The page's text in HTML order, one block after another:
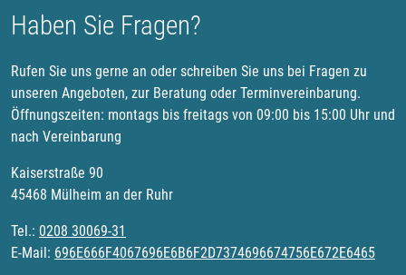
Haben Sie Fragen?
Rufen Sie uns gerne an oder schreiben Sie uns bei Fragen zu
unseren Angeboten, zur Beratung oder Terminvereinbarung.
Öffnungszeiten: montags bis freitags von 09:00 bis 15:00 Uhr und
nach Vereinbarung
Kaiserstraße 90
45468 Mülheim an der Ruhr
Tel.: 0208 30069-31
E-Mail: 696E666F4067696E6B6F2D7374696674756E672E6465